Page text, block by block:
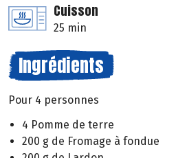
Cuisson
25 min
Ingrédients
Pour 4 personnes
4 Pomme de terre
200 g de Fromage à fondue